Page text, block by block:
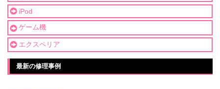
iPod
ゲーム機
エクスペリア
最新の修理事例